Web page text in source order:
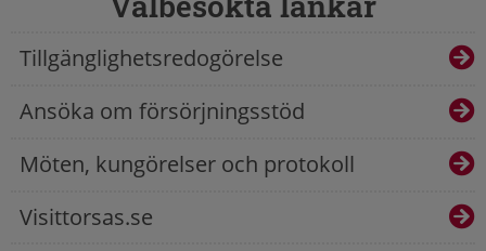
Tillgänglighetsredogörelse
Ansöka om försörjningsstöd
Möten, kungörelser och protokoll
Visittorsas.se